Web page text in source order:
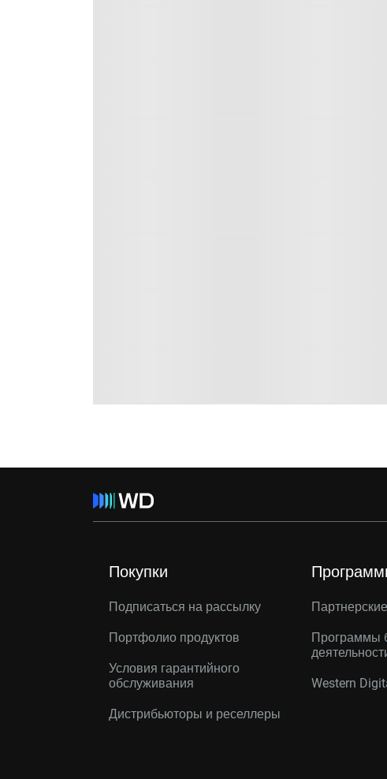
Покупки
Подписаться на рассылку
Портфолио продуктов
Условия гарантийного
обслуживания
Дистрибьюторы и реселлеры
Программы
Western